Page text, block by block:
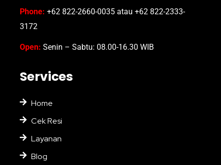
Phone: +62 822-2660-0035 atau +62 822-2333-
3172
Open: Senin – Sabtu: 08.00-16.30 WIB
Services
Home
Cek Resi
Layanan
Blog